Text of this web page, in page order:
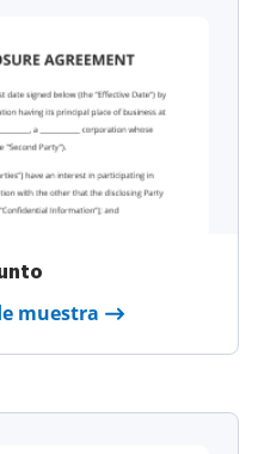
muestra